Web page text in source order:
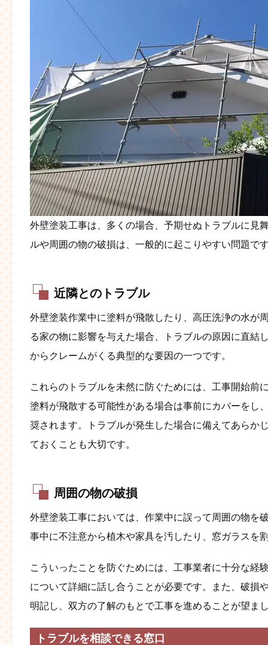
外壁塗装工事は、多くの場合、予期せぬトラブルに見
ルや周囲の物の破損は、一般的に起こりやすい問題で
近隣とのトラブル
外壁塗装作業中に塗料が飛散したり、高圧洗浄の水が
る家の物に影響を与えた場合、トラブルの原因に直結
からクレームがくる典型的な要因の一つです。
これらのトラブルを未然に防ぐためには、工事開始前
塗料が飛散する可能性がある場合は事前にカバーをし
奨されます。トラブルが発生した場合に備えてあらか
ておくことも大切です​​。
周囲の物の破損
外壁塗装工事においては、作業中に誤って周囲の物を
事中に不注意から植木や家具を汚したり、窓ガラスを
こういったことを防ぐためには、工事業者に十分な経
について詳細に話し合うことが必要です。また、破損
明記し、双方の了解のもとで工事を進めることが望ま
トラブルを相談できる窓口